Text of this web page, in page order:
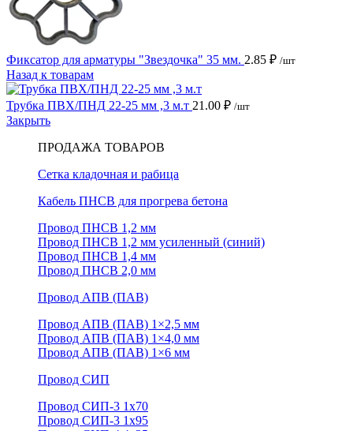
Фиксатор для арматуры "Звездочка" 35 мм. 2.85 ₽ /шт
Назад к товарам
Трубка ПВХ/ПНД 22-25 мм ,3 м.т 21.00 ₽ /шт
Закрыть
ПРОДАЖА ТОВАРОВ
Сетка кладочная и рабица
Кабель ПНСВ для прогрева бетона
Провод ПНСВ 1,2 мм
Провод ПНСВ 1,2 мм усиленный (синий)
Провод ПНСВ 1,4 мм
Провод ПНСВ 2,0 мм
Провод АПВ (ПАВ)
Провод АПВ (ПАВ) 1×2,5 мм
Провод АПВ (ПАВ) 1×4,0 мм
Провод АПВ (ПАВ) 1×6 мм
Провод СИП
Провод СИП-3 1х70
Провод СИП-3 1х95